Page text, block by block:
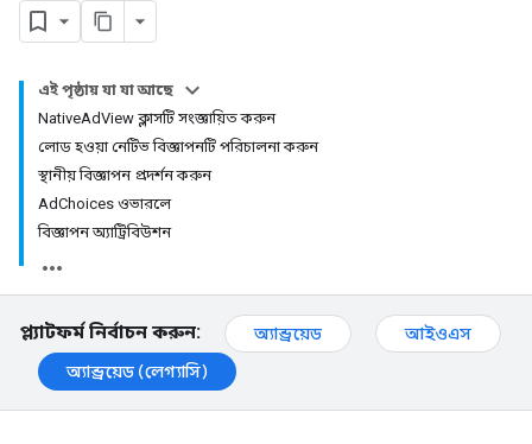
এই পৃষ্ঠায় যা যা আছে
NativeAdView ক্লাসটি সংজ্ঞায়িত করুন
লোড হওয়া নেটিভ বিজ্ঞাপনটি পরিচালনা করুন
স্থানীয় বিজ্ঞাপন প্রদর্শন করুন
AdChoices ওভারলে
বিজ্ঞাপন অ্যাট্রিবিউশন
প্ল্যাটফর্ম নির্বাচন করুন: অ্যান্ড্রয়েড
আইওএস
অ্যান্ড্রয়েড (লেগ্যাসি)